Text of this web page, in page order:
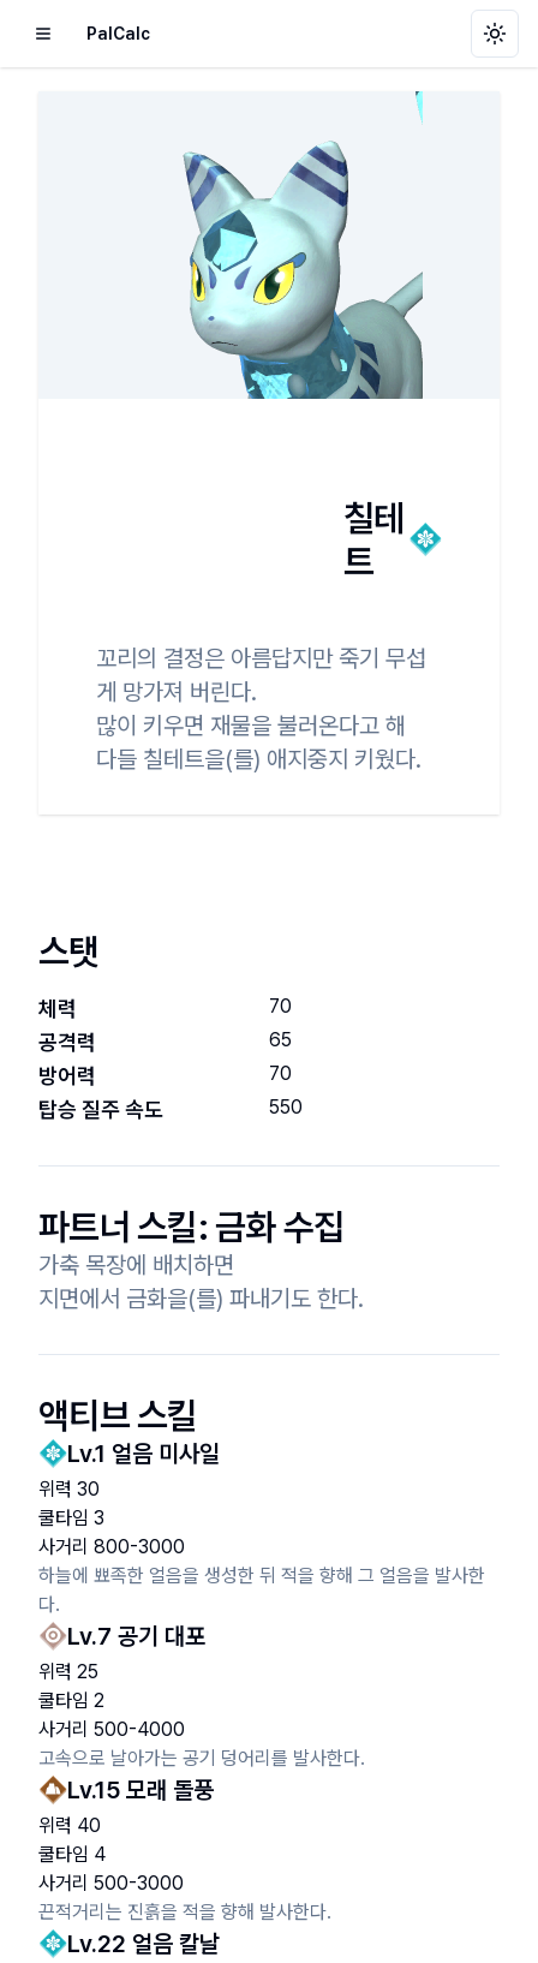
PalCalc
칠테
트
꼬리의 결정은 아름답지만 죽기 무섭
게 망가져 버린다.
많이 키우면 재물을 불러온다고 해
다들 칠테트을(를) 애지중지 키웠다.
스탯
체력 70
공격력 65
방어력 70
탑승 질주 속도 550
파트너 스킬:금화 수집
가축 목장에 배치하면
지면에서 금화을(를) 파내기도 한다.
액티브 스킬
Lv.1 얼음 미사일
위력 30
쿨타임 3
사거리 800-3000
하늘에 뾰족한 얼음을 생성한 뒤 적을 향해 그 얼음을 발사한
다.
Lv.7 공기 대포
위력 25
쿨타임 2
사거리 500-4000
고속으로 날아가는 공기 덩어리를 발사한다.
Lv.15 모래 돌풍
위력 40
쿨타임 4
사거리 500-3000
끈적거리는 진흙을 적을 향해 발사한다.
Lv.22 얼음 칼날